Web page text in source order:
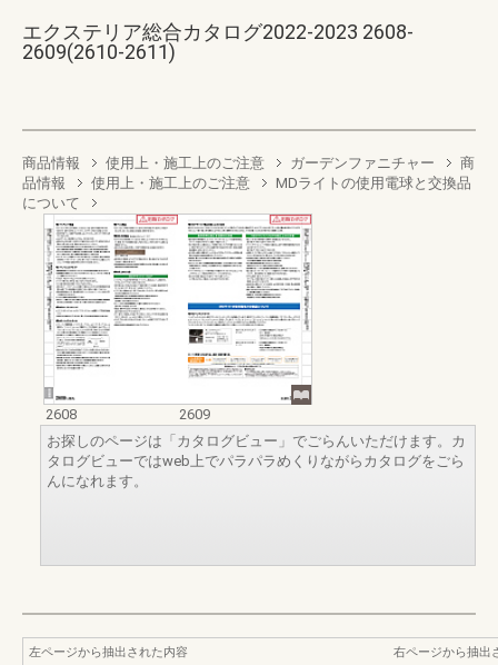
エクステリア総合カタログ2022-2023 2608-
2609(2610-2611)
商品情報 使用上・施工上のご注意 ガーデンファニチャー
商
品情報
使用上・施工上のご注意
MDライトの使用電球と交換品
について
2608
2609
お探しのページは「カタログビュー」でごらんいただけます。カ
タログビューではweb上でパラパラめくりながらカタログをごら
んになれます。
左ページから抽出された内容
右ページから抽出